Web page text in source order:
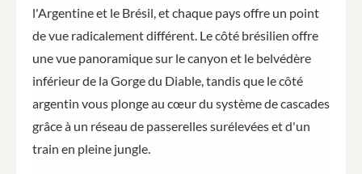
l'Argentine et le Brésil, et chaque pays offre un point
de vue radicalement différent. Le côté brésilien offre
une vue panoramique sur le canyon et le belvédère
inférieur de la Gorge du Diable, tandis que le côté
argentin vous plonge au cœur du système de cascades
grâce à un réseau de passerelles surélevées et d'un
train en pleine jungle.